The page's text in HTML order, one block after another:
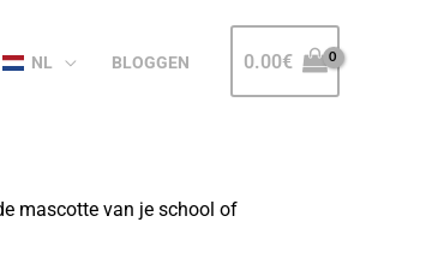
NL BLOGGEN 0.00€
mascotte van je school of